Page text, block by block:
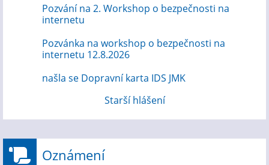
Pozvání na 2. Workshop o bezpečnosti na
internetu
Pozvánka na workshop o bezpečnosti na
internetu 12.8.2026
našla se Dopravní karta IDS JMK
Starší hlášení
Oznámení